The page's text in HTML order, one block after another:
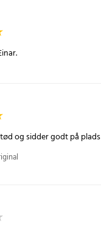
og sidder godt på plads